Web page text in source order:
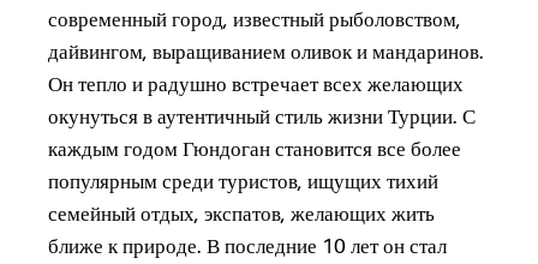
современный город, известный рыболовством,
дайвингом, выращиванием оливок и мандаринов.
Он тепло и радушно встречает всех желающих
окунуться в аутентичный стиль жизни Турции. С
каждым годом Гюндоган становится все более
популярным среди туристов, ищущих тихий
семейный отдых, экспатов, желающих жить
ближе к природе. В последние 10 лет он стал